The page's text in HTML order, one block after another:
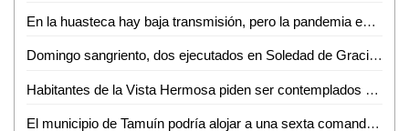
En la huasteca hay baja transmisión, pero la pandemia es asincrónica y asimétrica: Luztow
Domingo sangriento, dos ejecutados en Soledad de Graciano Sánchez
Habitantes de la Vista Hermosa piden ser contemplados por la DAPAS en tomas de drenaje
El municipio de Tamuín podría alojar a una sexta comandancia militar